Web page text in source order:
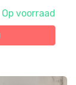
Op voorraad